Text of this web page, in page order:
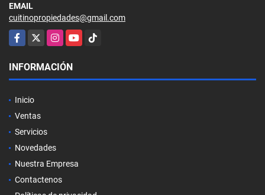
EMAIL
cuitinopropiedades@gmail.com
Facebook
X InstagramYouTubeTikTok
INFORMACIÓN
Inicio
Ventas
Servicios
Novedades
Nuestra Empresa
Contactenos